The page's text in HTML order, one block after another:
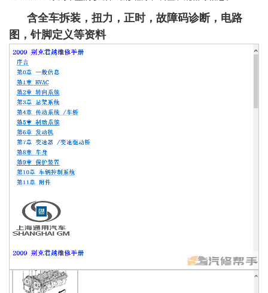
含全车拆装，扭力，正时，故障码诊断，电路
图，针脚定义等资料